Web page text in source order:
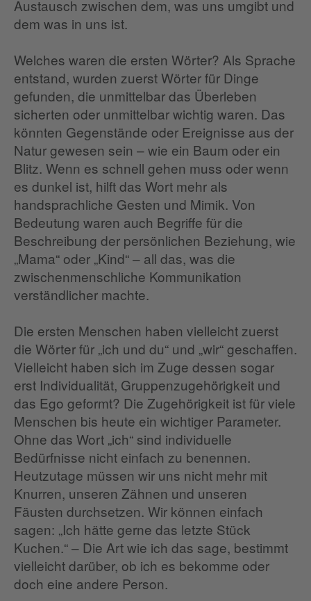
Austausch zwischen dem, was uns umgibt und
dem was in uns ist.
Welches waren die ersten Wörter? Als Sprache
entstand, wurden zuerst Wörter für Dinge
gefunden, die unmittelbar das Überleben
sicherten oder unmittelbar wichtig waren. Das
könnten Gegenstände oder Ereignisse aus der
Natur gewesen sein – wie ein Baum oder ein
Blitz. Wenn es schnell gehen muss oder wenn
es dunkel ist, hilft das Wort mehr als
handsprachliche Gesten und Mimik. Von
Bedeutung waren auch Begriffe für die
Beschreibung der persönlichen Beziehung, wie
„Mama“ oder „Kind“ – all das, was die
zwischenmenschliche Kommunikation
verständlicher machte.
Die ersten Menschen haben vielleicht zuerst
die Wörter für „ich und du“ und „wir“ geschaffen.
Vielleicht haben sich im Zuge dessen sogar
erst Individualität, Gruppenzugehörigkeit und
das Ego geformt? Die Zugehörigkeit ist für viele
Menschen bis heute ein wichtiger Parameter.
Ohne das Wort „ich“ sind individuelle
Bedürfnisse nicht einfach zu benennen.
Heutzutage müssen wir uns nicht mehr mit
Knurren, unseren Zähnen und unseren
Fäusten durchsetzen. Wir können einfach
sagen: „Ich hätte gerne das letzte Stück
Kuchen.“ – Die Art wie ich das sage, bestimmt
vielleicht darüber, ob ich es bekomme oder
doch eine andere Person.